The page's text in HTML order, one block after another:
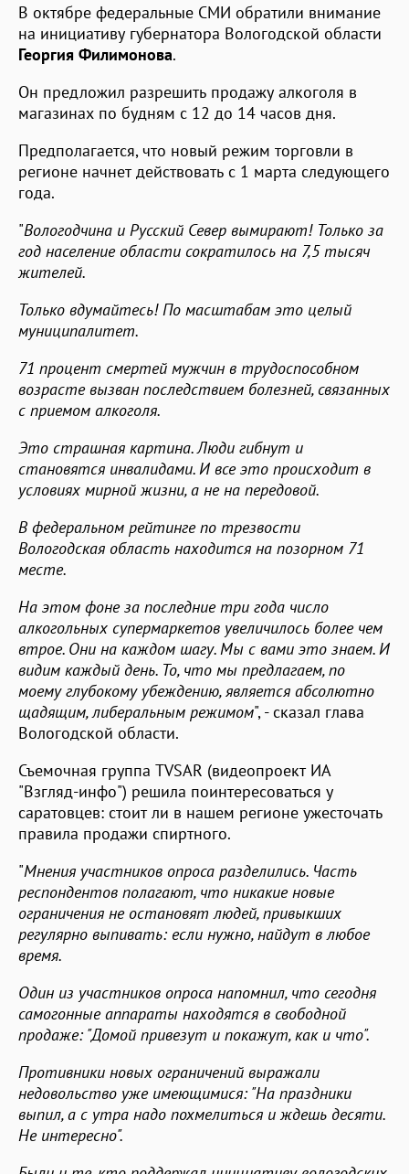
В октябре федеральные СМИ обратили внимание
на инициативу губернатора Вологодской области
Георгия Филимонова.
Он предложил разрешить продажу алкоголя в
магазинах по будням с 12 до 14 часов дня.
Предполагается, что новый режим торговли в
регионе начнет действовать с 1 марта следующего
года.
"Вологодчина и Русский Север вымирают! Только за
год население области сократилось на 7,5 тысяч
жителей.
Только вдумайтесь! По масштабам это целый
муниципалитет.
71 процент смертей мужчин в трудоспособном
возрасте вызван последствием болезней, связанных
с приемом алкоголя.
Это страшная картина. Люди гибнут и
становятся инвалидами. И все это происходит в
условиях мирной жизни, а не на передовой.
В федеральном рейтинге по трезвости
Вологодская область находится на позорном 71
месте.
На этом фоне за последние три года число
алкогольных супермаркетов увеличилось более чем
втрое. Они на каждом шагу. Мы с вами это знаем. И
видим каждый день. То, что мы предлагаем, по
моему глубокому убеждению, является абсолютно
щадящим, либеральным режимом", - сказал глава
Вологодской области.
Съемочная группа TVSAR (видеопроект ИА
"Взгляд-инфо") решила поинтересоваться у
саратовцев: стоит ли в нашем регионе ужесточать
правила продажи спиртного.
"Мнения участников опроса разделились. Часть
респондентов полагают, что никакие новые
ограничения не остановят людей, привыкших
регулярно выпивать: если нужно, найдут в любое
время.
Один из участников опроса напомнил, что сегодня
самогонные аппараты находятся в свободной
продаже: "Домой привезут и покажут, как и что".
Противники новых ограничений выражали
недовольство уже имеющимися: "На праздники
выпил, а с утра надо похмелиться и ждешь десяти.
Не интересно".